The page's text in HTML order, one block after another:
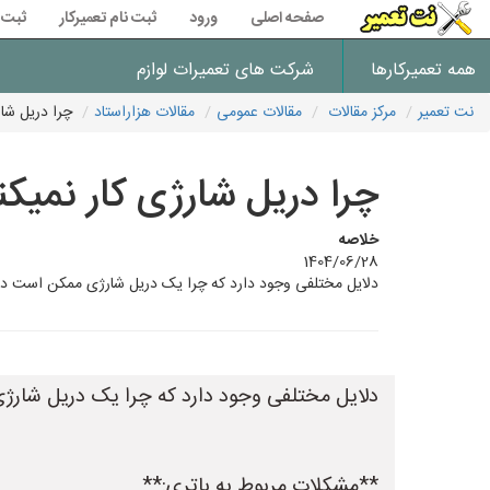
صفحه اصلی ورود ثبت نام تعمیرکار
همه تعمیرکارها شرکت های تعمیرات لوازم
نت تعمیر مرکز مقالات مقالات عمومی مقالات هزاراستاد چرا دریل
چرا دریل شارژی کار
خلاصه
1404/06/28
دلایل مختلفی وجود دارد که چرا یک دریل شارژی ممکن است
دلایل مختلفی وجود دارد که چرا یک دریل